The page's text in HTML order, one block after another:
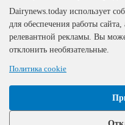
The DairyNews, все права
защищены, 2000-2024
Dairynews.today использует
для обеспечения работы
релевантной рекламы. Вы
отклонить необязательные.
Политика cookie